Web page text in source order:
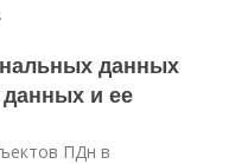
данных
и ее
ПДн в